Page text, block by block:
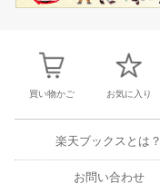
買い物かご お気に入り
楽天ブックスとは？
お問い合わせ